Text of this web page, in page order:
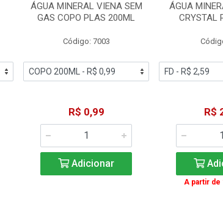
ÁGUA MINERAL VIENA SEM
GAS COPO PLAS 200ML
Código: 7003
R$ 0,99
Adicionar
ÁGUA
CRYSTAL
R$
A partir de